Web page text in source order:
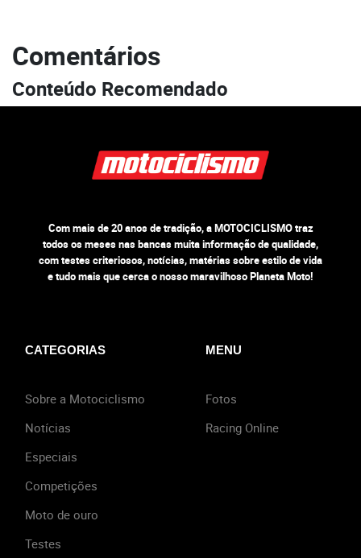
Comentários
Conteúdo Recomendado
Com mais de 20 anos de tradição, a MOTOCICLISMO traz
todos os meses nas bancas muita informação de qualidade,
com testes criteriosos, notícias, matérias sobre estilo de vida
e tudo mais que cerca o nosso maravilhoso Planeta Moto!
CATEGORIAS
Sobre a Motociclismo
Notícias
Especiais
Competições
Moto de ouro
Testes
MENU
Fotos
Racing Online